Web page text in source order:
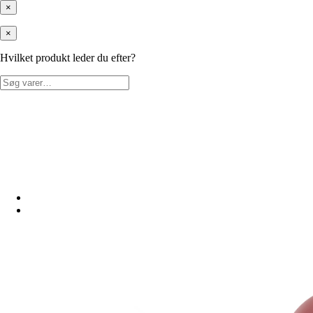
×
×
Hvilket produkt leder du efter?
Søg
efter: